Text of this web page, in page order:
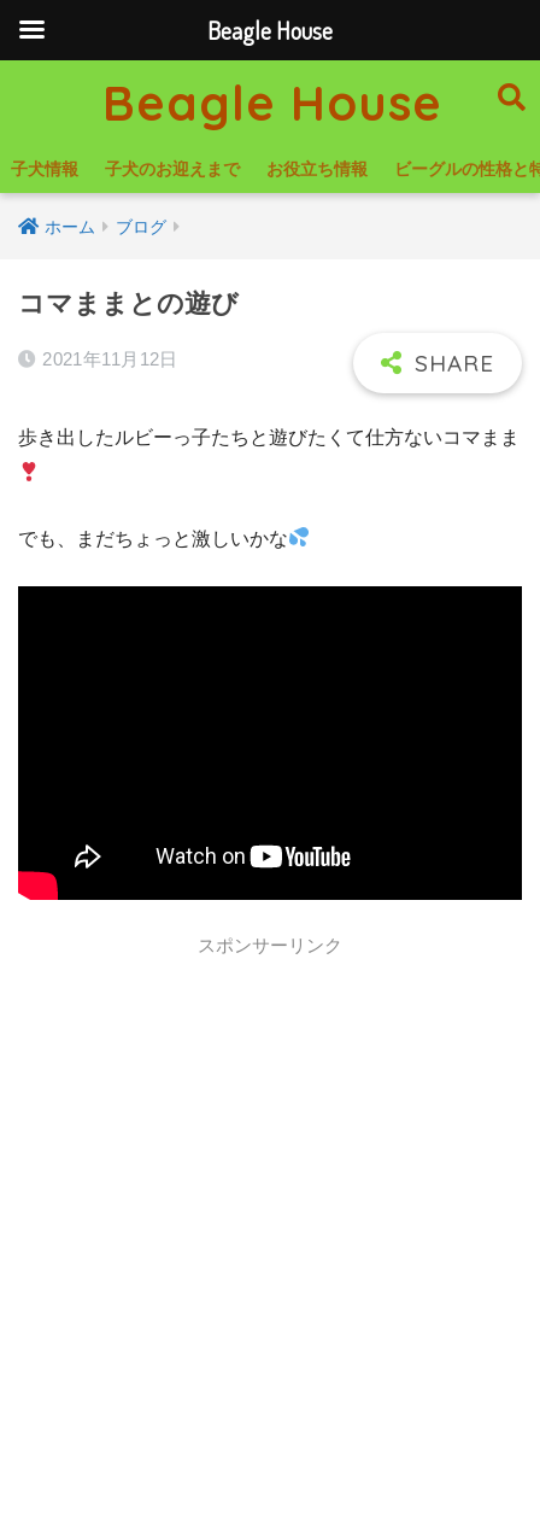
Beagle House
子犬情報 子犬のお迎えまで お役立ち情報 ビーグルの性格と
ホーム ブログ
コマままとの遊び
2021年11月12日
歩き出したルビーっ子たちと遊びたくて仕方ないコマまま
でも、まだちょっと激しいかな
スポンサーリンク
Beagle House